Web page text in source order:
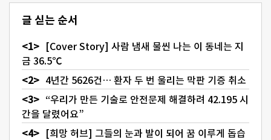
글 싣는 순서
[Cover Story] 사람 냄새 물씬 나는 이 동네는 지
금 36.5℃
4년간 5626건… 환자 두 번 울리는 막판 기증 취소
“우리가 만든 기술로 안전문제 해결하려 42.195 시
간을 달렸어요”
[희망 허브] 그들의 눈과 발이 되어 꿈 이루게 돕습